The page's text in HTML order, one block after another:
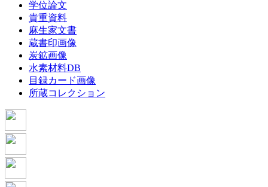
学位論文
貴重資料
麻生家文書
蔵書印画像
炭鉱画像
水素材料DB
目録カード画像
所蔵コレクション